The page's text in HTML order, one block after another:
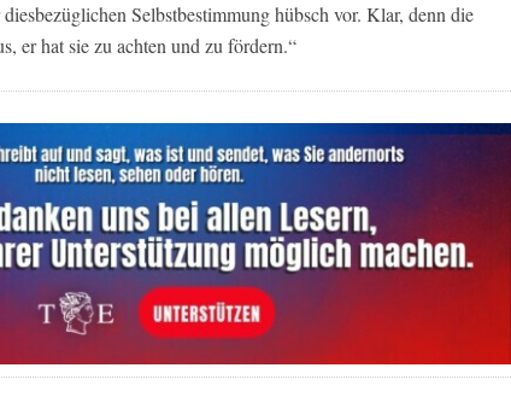
Selbstbestimmung hübsch vor. Klar, denn die
er hat sie zu achten und zu fördern.“